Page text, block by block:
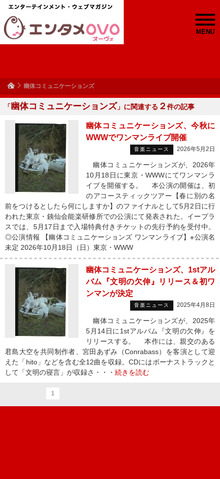
MENU
幽体コミュニケーションズ
「 幽体コミュニケーションズ 」に関連する ２件の記事
幽体コミュニケーションズ、今秋に
WWWでワンマンライブ開催
音楽ニュース 2026年5月2日
幽体コミュニケーションズが、2026年
10月18日に東京・WWWにてワンマンラ
イブを開催する。 本公演の開催は、初
のアコースティックツアー【春に別の名
前をつけるとしたら何にしますか】のファイナルとして5月2日に行
われた東京・銕仙会能楽研修所での公演にて発表された。イープラ
スでは、5月17日まで入場特典付きチケットの先行予約を受付中。
◎公演情報 【幽体コミュニケーションズ ワンマンライブ】※公演名
未定 2026年10月18日（日）東京・WWW
幽体コミュニケーションズ、1stアル
バム『文明の欠伸』リリース＆初ワ
ンマンが決定
音楽ニュース 2025年4月8日
幽体コミュニケーションズが、2025年
5月14日に1stアルバム『文明の欠伸』を
リリースする。 本作には、親交のある
君島大空を共同制作者、宮田あずみ（Conrabass）を客演として迎
えた「hito」などを含む全12曲を収録。CDにはボーナストラックと
して「文明の寝言」が収録さ・・・ 続きを読む
1